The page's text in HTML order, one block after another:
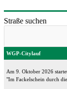
Straße suchen
WGP-Citylauf
Am 9. Oktober 2026
"Im Fackelschein durch